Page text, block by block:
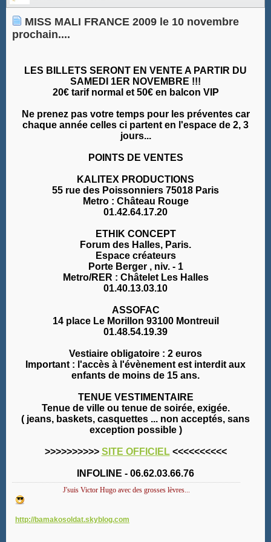
MISS MALI FRANCE 2009 le 10 novembre
prochain....
LES BILLETS SERONT EN VENTE A PARTIR DU
SAMEDI 1ER NOVEMBRE !!!
20€ tarif normal et 50€ en balcon VIP
Ne prenez pas votre temps pour les préventes car
chaque année celles ci partent en l'espace de 2, 3
jours...
POINTS DE VENTES
KALITEX PRODUCTIONS
55 rue des Poissonniers 75018 Paris
Metro : Château Rouge
01.42.64.17.20
ETHIK CONCEPT
Forum des Halles, Paris.
Espace créateurs
Porte Berger , niv. - 1
Metro/RER : Châtelet Les Halles
01.40.13.03.10
ASSOFAC
14 place Le Morillon 93100 Montreuil
01.48.54.19.39
Vestiaire obligatoire : 2 euros
Important : l'accès à l'évènement est interdit aux
enfants de moins de 15 ans.
TENUE VESTIMENTAIRE
Tenue de ville ou tenue de soirée, exigée.
( jeans, baskets, casquettes ... non acceptés, sans
exception possible )
>>>>>>>>>> SITE OFFICIEL<<<<<<<<<<
INFOLINE - 06.62.03.66.76
J'suis Victor Hugo avec des grosses lèvres...
http://bamakosoldat.skyblog.com